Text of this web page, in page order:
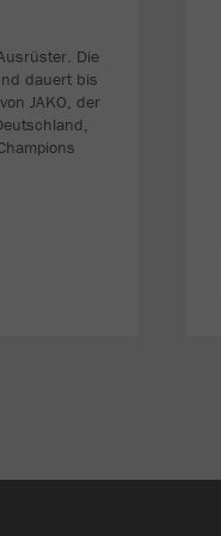
Die
dauert bis
JAKO, der